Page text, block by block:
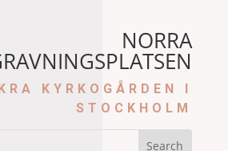
NORRA
KYRKOGÅRDEN I
STOCKHOLM